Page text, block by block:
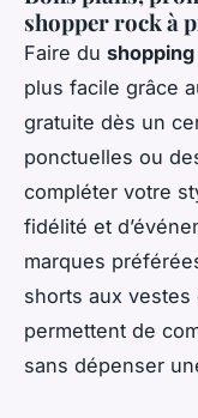
shopper rock à
Faire du
plus facile grâce
gratuite dès un
ponctuelles ou
compléter votre
fidélité et
marques
shorts aux vestes
permettent de
sans dépenser